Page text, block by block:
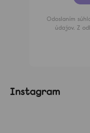
Odoslaním
údajov. Z
Instagram